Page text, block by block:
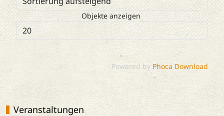
Objekte anzeigen
Powered byPhoca Download
Veranstaltungen